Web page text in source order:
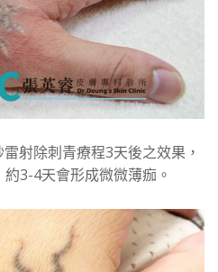
射除刺青療程3天後之效果，
3-4天會形成微微薄痂。